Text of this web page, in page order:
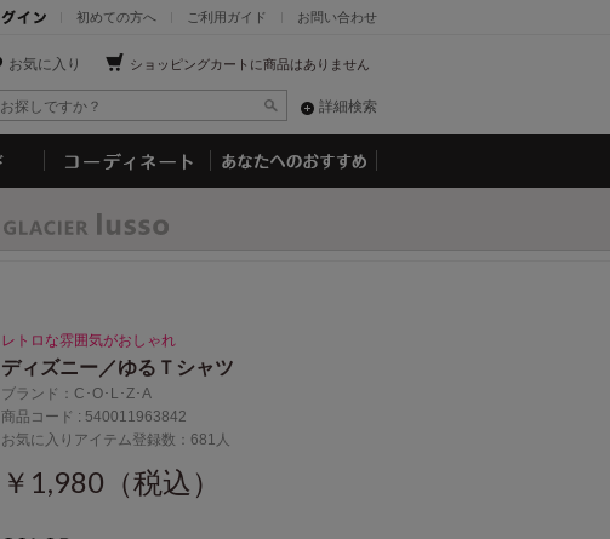
お問い合わせ
ご利用ガイド
初めての方へ
ショッピングカートに商品はありません
お気に入り
詳細検索
レトロな雰囲気がおしゃれ
ディズニー／ゆるＴシャツ
ブランド： C･O･L･Z･A
商品コード : 540011963842
お気に入りアイテム登録数：681人
￥1,980（税込）